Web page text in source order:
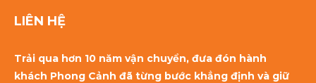
LIÊN HỆ
Trải qua hơn 10 năm vận chuyển, đưa đón hành
khách Phong Cảnh đã từng bước khẳng định và giữ